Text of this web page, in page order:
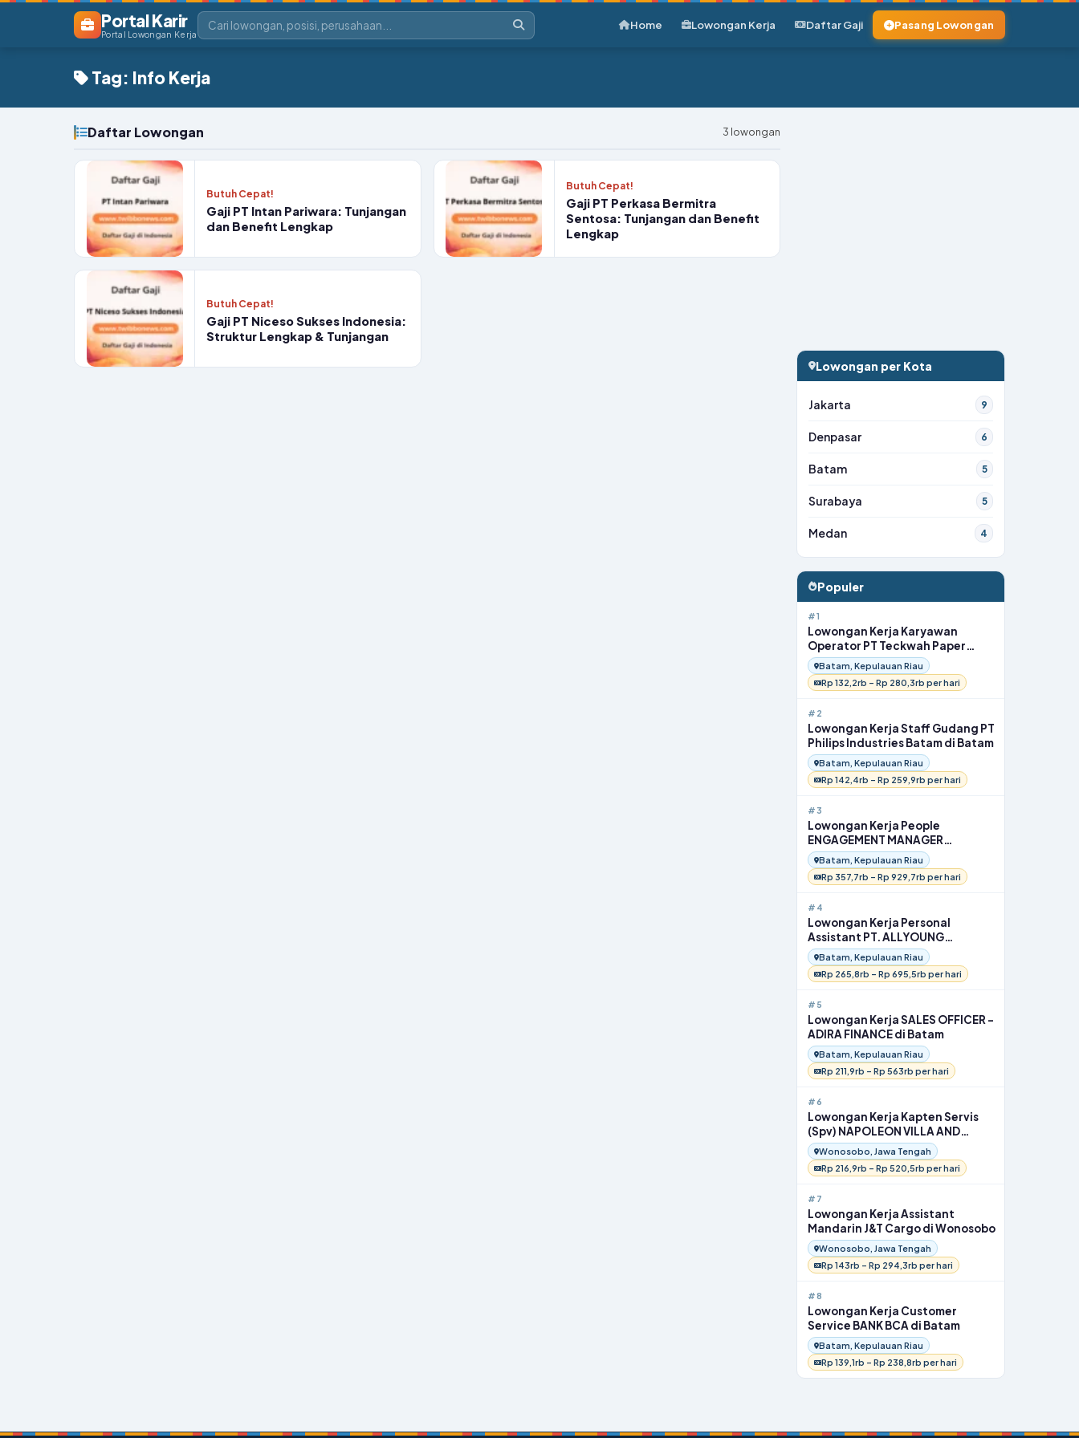
Portal Karir
Portal Lowongan Kerja
Home Lowongan Kerja Daftar Gaji Pasang Lowongan
Tag: Info Kerja
Daftar Lowongan 3 lowongan
Butuh Cepat!
Gaji PT Intan Pariwara: Tunjangan
dan Benefit Lengkap
Butuh Cepat!
Gaji PT Perkasa Bermitra
Sentosa: Tunjangan dan Benefit
Lengkap
Butuh Cepat!
Gaji PT Niceso Sukses Indonesia:
Struktur Lengkap & Tunjangan
Lowongan per Kota
Jakarta 9
Denpasar 6
Batam 5
Surabaya 5
Medan 4
Populer
#1
Lowongan Kerja Karyawan
Operator PT Teckwah Paper
Products Indonesia di Batam
Batam, Kepulauan Riau
Rp 132,2rb – Rp 280,3rb per hari
#2
Lowongan Kerja Staff Gudang PT
Philips Industries Batam di Batam
Batam, Kepulauan Riau
Rp 142,4rb – Rp 259,9rb per hari
#3
Lowongan Kerja People
ENGAGEMENT MANAGER
INFINEON TECHNOLOGIES di
Batam
Batam, Kepulauan Riau
Rp 357,7rb – Rp 929,7rb per hari
#4
Lowongan Kerja Personal
Assistant PT. ALLYOUNG
INTERNATIONAL INDONESIA di
Batam
Batam, Kepulauan Riau
Rp 265,8rb – Rp 695,5rb per hari
#5
Lowongan Kerja SALES OFFICER –
ADIRA FINANCE di Batam
Batam, Kepulauan Riau
Rp 211,9rb – Rp 563rb per hari
#6
Lowongan Kerja Kapten Servis
(Spv) NAPOLEON VILLA AND
RESTO di Wonosobo
Wonosobo, Jawa Tengah
Rp 216,9rb – Rp 520,5rb per hari
#7
Lowongan Kerja Assistant
Mandarin J&T Cargo di Wonosobo
Wonosobo, Jawa Tengah
Rp 143rb – Rp 294,3rb per hari
#8
Lowongan Kerja Customer
Service BANK BCA di Batam
Batam, Kepulauan Riau
Rp 139,1rb – Rp 238,8rb per hari